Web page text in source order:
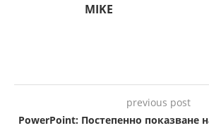
MIKE
previous post
PowerPoint: Постепенно показване